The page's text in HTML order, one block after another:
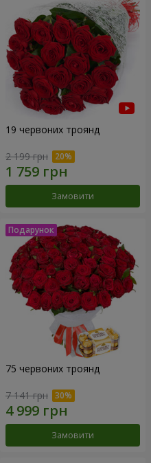
19 червоних троянд
2 199 грн
Замовити
75 червоних троянд
7 141 грн
Замовити